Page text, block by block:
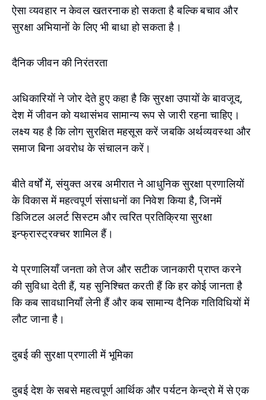
ऐसा व्यवहार न केवल खतरनाक हो सकता है बल्कि बचाव और
सुरक्षा अभियानों के लिए भी बाधा हो सकता है।
दैनिक जीवन की निरंतरता
अधिकारियों ने जोर देते हुए कहा है कि सुरक्षा उपायों के बावजूद,
देश में जीवन को यथासंभव सामान्य रूप से जारी रहना चाहिए।
लक्ष्य यह है कि लोग सुरक्षित महसूस करें जबकि अर्थव्यवस्था और
समाज बिना अवरोध के संचालन करें।
बीते वर्षों में, संयुक्त अरब अमीरात ने आधुनिक सुरक्षा प्रणालियों
के विकास में महत्वपूर्ण संसाधनों का निवेश किया है, जिनमें
डिजिटल अलर्ट सिस्टम और त्वरित प्रतिक्रिया सुरक्षा
इन्फ्रास्ट्रक्चर शामिल हैं।
ये प्रणालियाँ जनता को तेज और सटीक जानकारी प्राप्त करने
की सुविधा देती हैं, यह सुनिश्चित करती हैं कि हर कोई जानता है
कि कब सावधानियाँ लेनी हैं और कब सामान्य दैनिक गतिविधियों में
लौट जाना है।
दुबई की सुरक्षा प्रणाली में भूमिका
दुबई देश के सबसे महत्वपूर्ण आर्थिक और पर्यटन केन्द्रो में से एक